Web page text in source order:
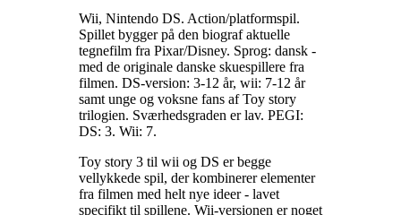
Wii, Nintendo DS. Action/platformspil.
Spillet bygger på den biograf aktuelle
tegnefilm fra Pixar/Disney. Sprog: dansk -
med de originale danske skuespillere fra
filmen. DS-version: 3-12 år, wii: 7-12 år
samt unge og voksne fans af Toy story
trilogien. Sværhedsgraden er lav. PEGI:
DS: 3. Wii: 7.
Toy story 3 til wii og DS er begge
vellykkede spil, der kombinerer elementer
fra filmen med helt nye ideer - lavet
specifikt til spillene. Wii-versionen er noget